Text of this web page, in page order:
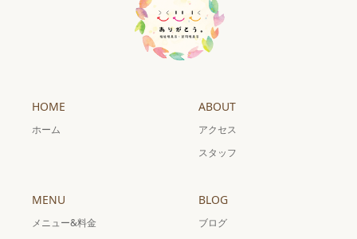
HOME
ホーム
ABOUT
アクセス
スタッフ
MENU
メニュー&料金
BLOG
ブログ